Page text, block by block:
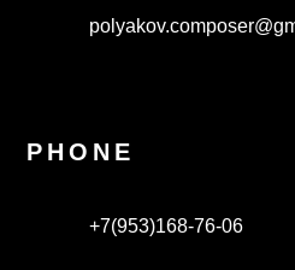
PHONE
+7(953)168-76-06